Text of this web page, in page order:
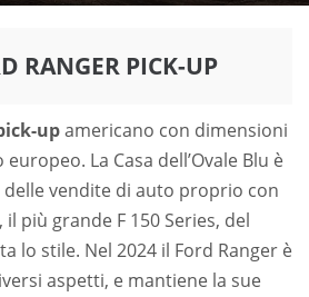
RANGER PICK-UP
upamericano con dimensioni
La Casa dell’Ovale Blu è
delle vendite di auto proprio con
più grande F 150 Series, del
lo stile. Nel 2024 il Ford Ranger è
aspetti, e mantiene la sue